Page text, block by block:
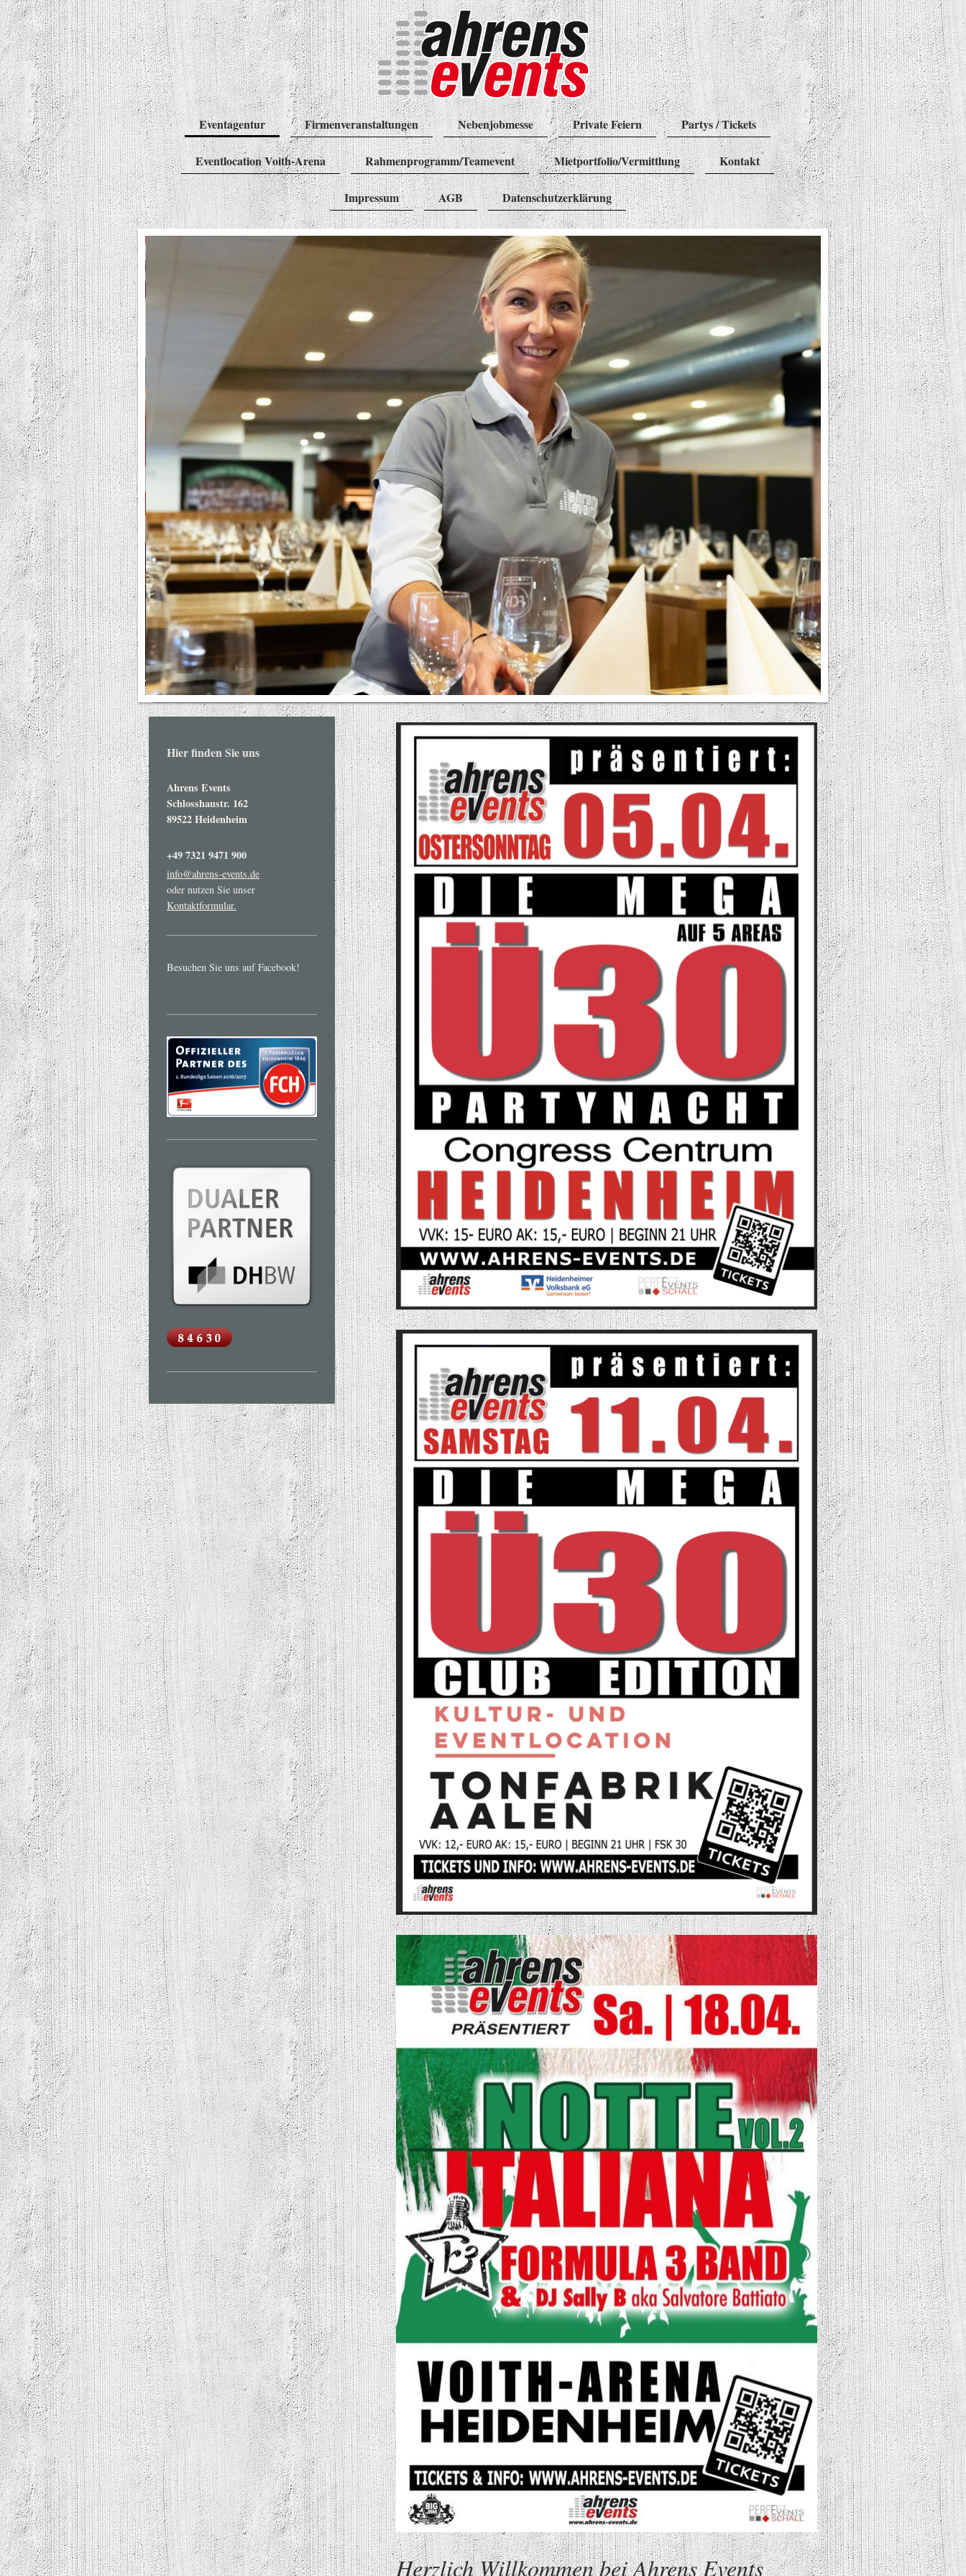
Eventagentur Firmenveranstaltungen Nebenjobmesse Private Feiern Partys / Tickets
Eventlocation Voith-Arena Rahmenprogramm/Teamevent Mietportfolio/Vermittlung Kontakt
Impressum AGB Datenschutzerklärung
Herzlich Willkommen bei Ahrens Events
Hier finden Sie uns
Ahrens Events
Schlosshaustr. 162
89522Heidenheim
+49 7321 9471 900
info@ahrens-events.de
oder nutzen Sie unser
Kontaktformular.
Besuchen Sie uns auf Facebook!